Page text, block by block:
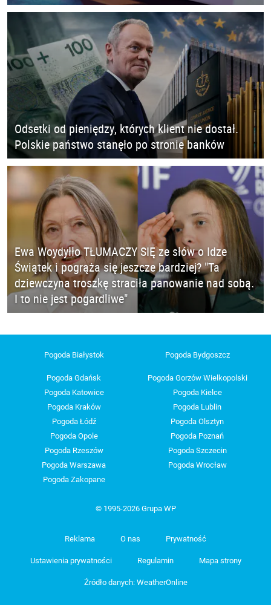
Odsetki od pieniędzy, których klient nie dostał.
Polskie państwo stanęło po stronie banków
Ewa Woydyłło TŁUMACZY SIĘ ze słów o Idze
Świątek i pogrąża się jeszcze bardziej? "Ta
dziewczyna troszkę straciła panowanie nad sobą.
I to nie jest pogardliwe"
Pogoda Białystok Pogoda Bydgoszcz
Pogoda Gdańsk
Pogoda Gorzów Wielkopolski
Pogoda Katowice
Pogoda Kielce
Pogoda Kraków
Pogoda Lublin
Pogoda Łódź
Pogoda Olsztyn
Pogoda Opole
Pogoda Poznań
Pogoda Rzeszów
Pogoda Szczecin
Pogoda Warszawa
Pogoda Wrocław
Pogoda Zakopane
© 1995-2026 Grupa WP
Reklama O nas Prywatność
Ustawienia prywatności Regulamin Mapa strony
Źródło danych: WeatherOnline